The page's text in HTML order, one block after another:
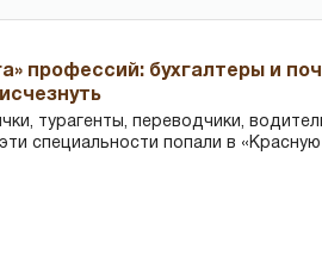
профессий: бухгалтеры и
тур­агенты, переводчики,
специальности попали в